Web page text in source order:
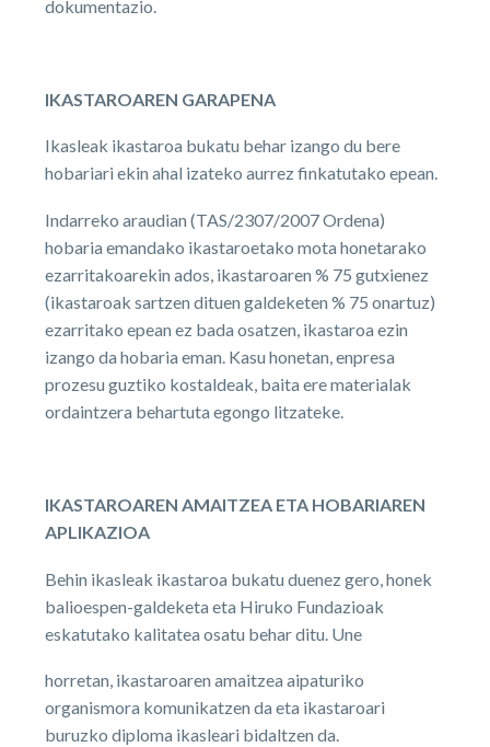
dokumentazio.
IKASTAROAREN GARAPENA
Ikasleak ikastaroa bukatu behar izango du bere
hobariari ekin ahal izateko aurrez finkatutako epean.
Indarreko araudian (TAS/2307/2007 Ordena)
hobaria emandako ikastaroetako mota honetarako
ezarritakoarekin ados, ikastaroaren % 75 gutxienez
(ikastaroak sartzen dituen galdeketen % 75 onartuz)
ezarritako epean ez bada osatzen, ikastaroa ezin
izango da hobaria eman. Kasu honetan, enpresa
prozesu guztiko kostaldeak, baita ere materialak
ordaintzera behartuta egongo litzateke.
IKASTAROAREN AMAITZEA ETA HOBARIAREN
APLIKAZIOA
Behin ikasleak ikastaroa bukatu duenez gero, honek
balioespen-galdeketa eta Hiruko Fundazioak
eskatutako kalitatea osatu behar ditu. Une
horretan, ikastaroaren amaitzea aipaturiko
organismora komunikatzen da eta ikastaroari
buruzko diploma ikasleari bidaltzen da.